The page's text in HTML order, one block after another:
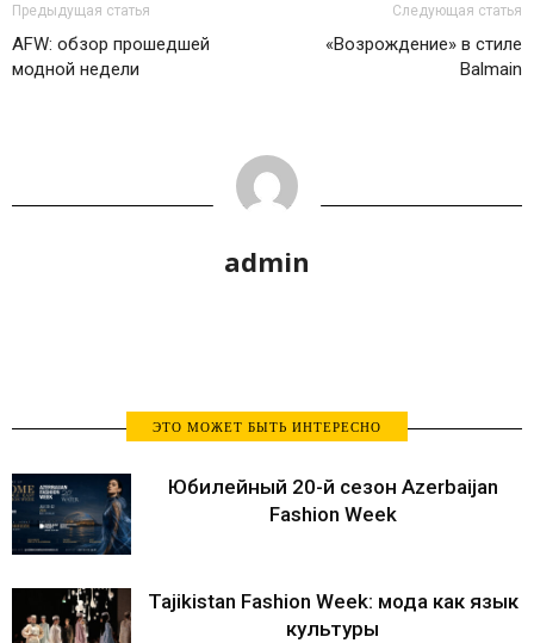
Предыдущая статья
AFW: обзор прошедшей
модной недели
Следующая статья
«Возрождение» в стиле
Balmain
admin
ЭТО МОЖЕТ БЫТЬ ИНТЕРЕСНО
Юбилейный 20-й сезон Azerbaijan
Fashion Week
Tajikistan Fashion Week: мода как язык
культуры